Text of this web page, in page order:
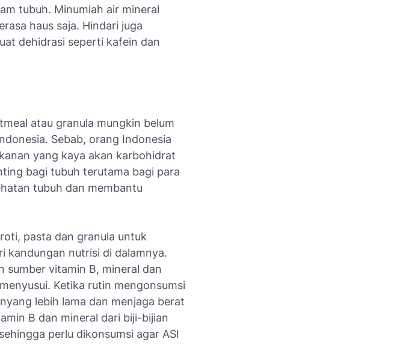
tubuh. Minumlah air mineral
haus saja. Hindari juga
dehidrasi seperti kafein dan
atau granula mungkin belum
Sebab, orang Indonesia
yang kaya akan karbohidrat
bagi tubuh terutama bagi para
tubuh dan membantu
pasta dan granula untuk
kandungan nutrisi di dalamnya.
sumber vitamin B, mineral dan
Ketika rutin mengonsumsi
lebih lama dan menjaga berat
B dan mineral dari biji-bijian
perlu dikonsumsi agar ASI